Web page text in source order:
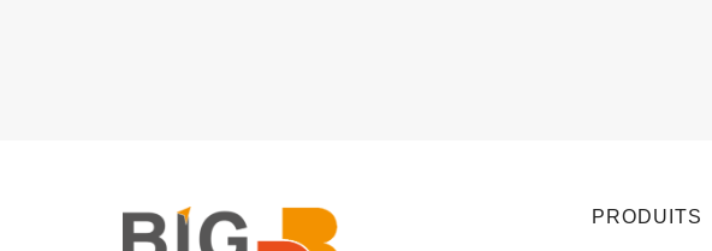
PRODUITS